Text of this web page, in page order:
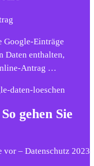
Google-Einträge
Daten enthalten,
Antrag …
daten-loeschen
gehen Sie
vor – Datenschutz 2023